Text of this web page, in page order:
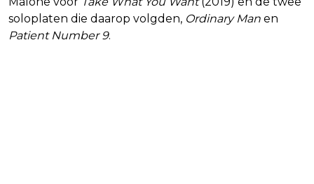
soloplaten die daarop volgden, Ordinary Man en
Patient Number 9.